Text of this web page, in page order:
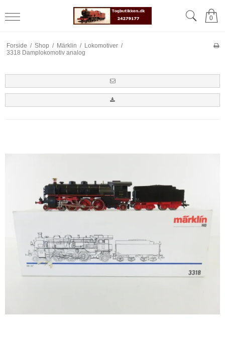
0
Forside / Shop / Märklin / Lokomotiver /
3318 Damplokomotiv analog